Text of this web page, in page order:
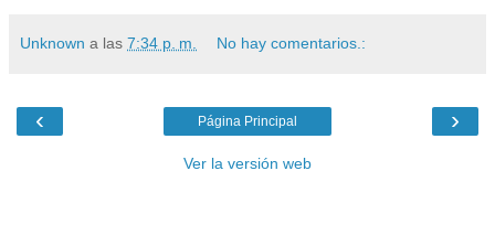
Unknown a las 7:34 p. m. No hay comentarios.:
‹ ›
Página Principal
Ver la versión web